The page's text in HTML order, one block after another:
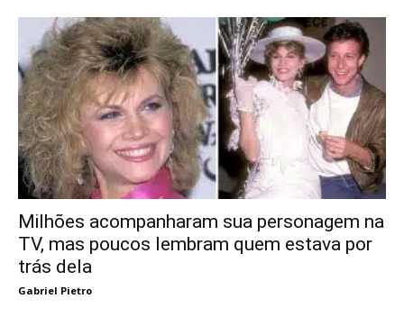
Milhões acompanharam sua personagem na
TV, mas poucos lembram quem estava por
trás dela
Gabriel Pietro